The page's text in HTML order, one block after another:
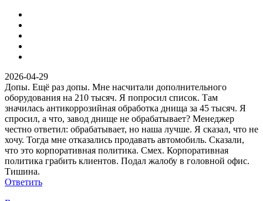
2026-04-29
Допы. Ещё раз допы. Мне насчитали дополнительного
оборудования на 210 тысяч. Я попросил список. Там
значилась антикоррозийная обработка днища за 45 тысяч. Я
спросил, а что, завод днище не обрабатывает? Менеджер
честно ответил: обрабатывает, но наша лучше. Я сказал, что не
хочу. Тогда мне отказались продавать автомобиль. Сказали,
что это корпоративная политика. Смех. Корпоративная
политика грабить клиентов. Подал жалобу в головной офис.
Тишина.
Ответить